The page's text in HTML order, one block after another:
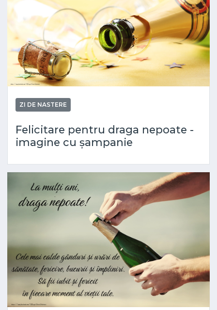
ZI DE NASTERE
Felicitare pentru draga nepoate -
imagine cu șampanie